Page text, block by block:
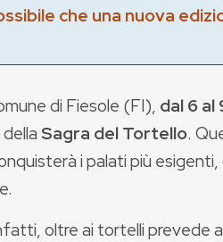
che una nuova
di Fiesole (FI), dal 6 al
Sagra del Tortello.
i palati più esigenti,
oltre ai tortelli prevede